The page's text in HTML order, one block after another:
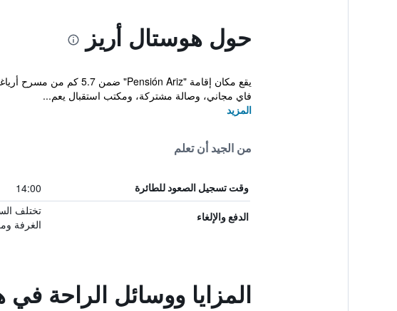
حول هوستال أريز
فاي مجاني، وصالة مشتركة، ومكتب استقبال يعم...
المزيد
من الجيد أن تعلم
وقت تسجيل الصعود للطائرة 14:00
الدفع والإلغاء
تختلف
الغرفة
المزايا ووسائل الراحة في